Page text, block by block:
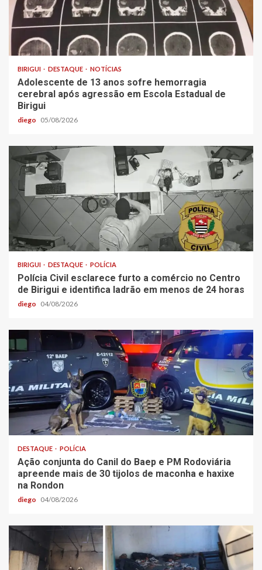
BIRIGUI DESTAQUE NOTÍCIAS
Adolescente de 13 anos sofre hemorragia
cerebral após agressão em Escola Estadual de
Birigui
diego 05/08/2026
BIRIGUI DESTAQUE POLÍCIA
Polícia Civil esclarece furto a comércio no Centro
de Birigui e identifica ladrão em menos de 24 horas
diego 04/08/2026
DESTAQUE POLÍCIA
Ação conjunta do Canil do Baep e PM Rodoviária
apreende mais de 30 tijolos de maconha e haxixe
na Rondon
diego 04/08/2026